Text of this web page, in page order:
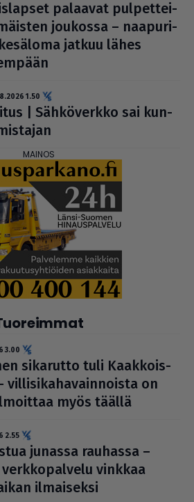
palaavat pul­pet­tei­
joukossa – naa­pu­ri­
jatkuu lähes
1.50
| Säh­kö­verkko sai kun­
3.00
sikarutto tuli Kaakkois-
vil­li­si­ka­ha­vain­noista on
myös täällä
2.55
junassa rauhassa –
vinkkaa
ilmai­seksi